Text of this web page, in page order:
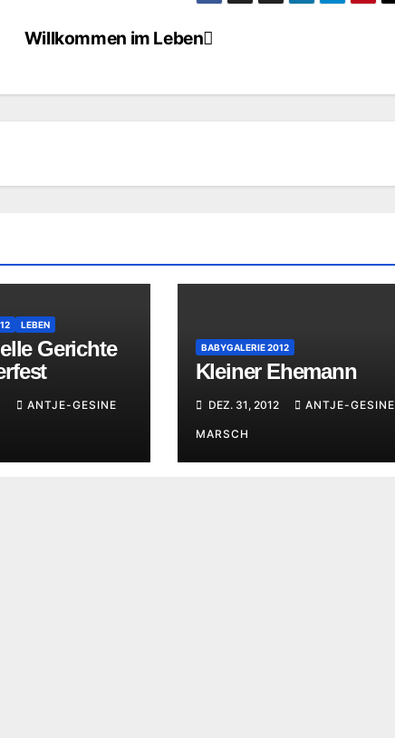
Willkommen im Leben
LEBEN
Gerichte
ANTJE-GESINE
BABYGALERIE 2012
Kleiner Ehemann
DEZ. 31, 2012 ANTJE-GESINE
MARSCH